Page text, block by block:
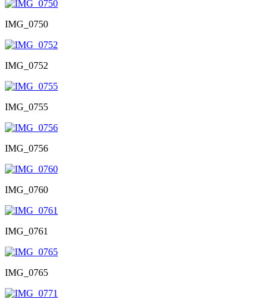
IMG_0750
IMG_0752
IMG_0755
IMG_0756
IMG_0760
IMG_0761
IMG_0765